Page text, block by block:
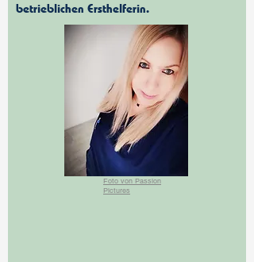
betrieblichen Ersthelferin.
Foto von Passion
Pictures